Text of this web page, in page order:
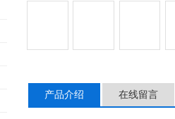
产品介绍 在线留言